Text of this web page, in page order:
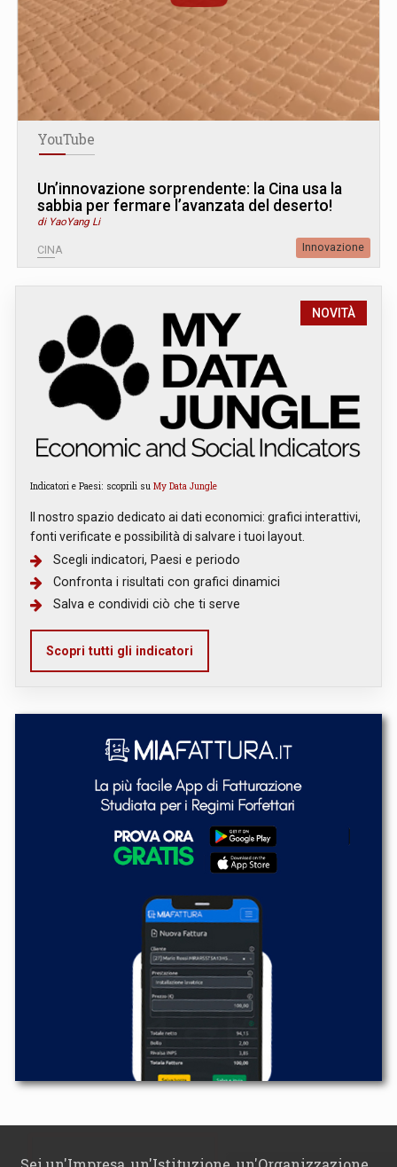
YouTube
Un’innovazione sorprendente: la Cina usa la
sabbia per fermare l’avanzata del deserto!
di YaoYang Li
CINA Innovazione
NOVITÀ
Indicatori e Paesi: scoprili su My Data Jungle
Il nostro spazio dedicato ai dati economici: grafici interattivi,
fonti verificate e possibilità di salvare i tuoi layout.
Scegli indicatori, Paesi e periodo
Confronta i risultati con grafici dinamici
Salva e condividi ciò che ti serve
Scopri tutti gli indicatori